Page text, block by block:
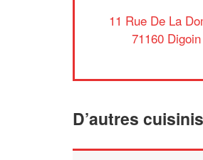
11 Rue De La
71160 Digoin
D’autres